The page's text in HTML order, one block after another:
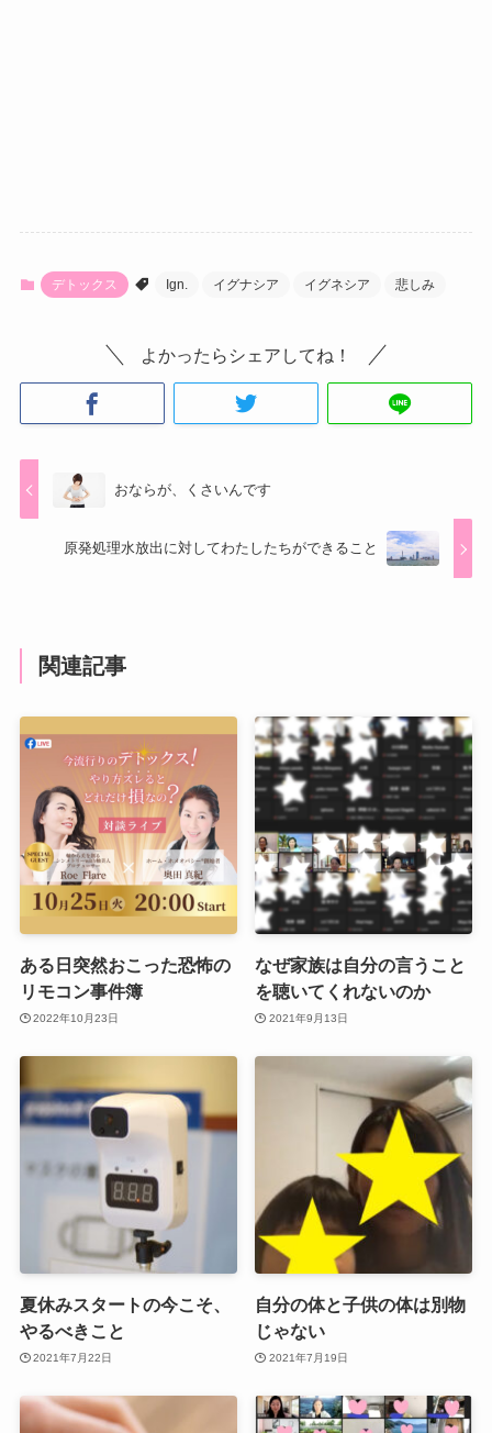
デトックス Ign. イグナシア イグネシア 悲しみ
よかったらシェアしてね！
おならが、くさいんです
原発処理水放出に対してわたしたちができること
関連記事
ある日突然おこった恐怖の
リモコン事件簿
2022年10月23日
なぜ家族は自分の言うこと
を聴いてくれないのか
2021年9月13日
夏休みスタートの今こそ、
やるべきこと
2021年7月22日
自分の体と子供の体は別物
じゃない
2021年7月19日